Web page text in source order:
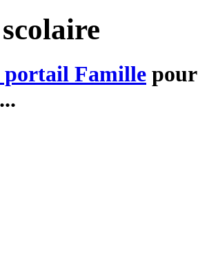
portail Famille